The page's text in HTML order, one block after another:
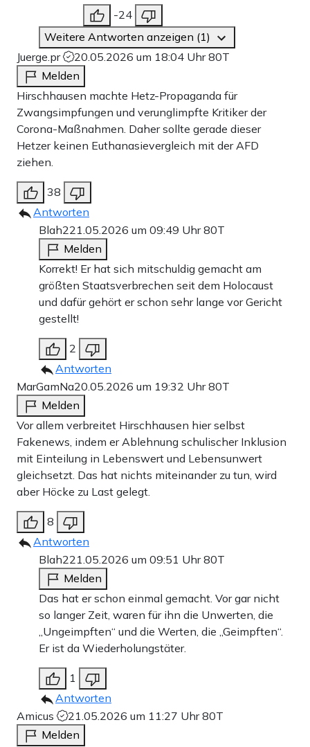
-24
Weitere Antworten anzeigen (1)
Juerge.pr
20.05.2026 um 18:04 Uhr80T
Melden
Hirschhausen machte Hetz-Propaganda für
Zwangsimpfungen und verunglimpfte Kritiker der
Corona-Maßnahmen. Daher sollte gerade dieser
Hetzer keinen Euthanasievergleich mit der AFD
ziehen.
38
Antworten
Blah221.05.2026 um 09:49 Uhr80T
Melden
Korrekt! Er hat sich mitschuldig gemacht am
größten Staatsverbrechen seit dem Holocaust
und dafür gehört er schon sehr lange vor Gericht
gestellt!
2
Antworten
MarGamNa20.05.2026 um 19:32 Uhr80T
Melden
Vor allem verbreitet Hirschhausen hier selbst
Fakenews, indem er Ablehnung schulischer Inklusion
mit Einteilung in Lebenswert und Lebensunwert
gleichsetzt. Das hat nichts miteinander zu tun, wird
aber Höcke zu Last gelegt.
8
Antworten
Blah221.05.2026 um 09:51 Uhr80T
Melden
Das hat er schon einmal gemacht. Vor gar nicht
so langer Zeit, waren für ihn die Unwerten, die
„Ungeimpften“ und die Werten, die „Geimpften“.
Er ist da Wiederholungstäter.
1
Antworten
Amicus
21.05.2026 um 11:27 Uhr80T
Melden